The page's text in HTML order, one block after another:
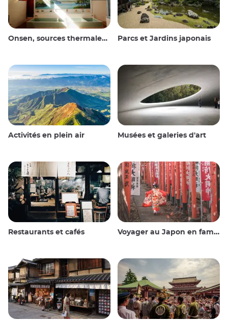
Onsen, sources thermales et bains publics Parcs et Jardins japonais
Activités en plein air Musées et galeries d'art
Restaurants et cafés Voyager au Japon en famille